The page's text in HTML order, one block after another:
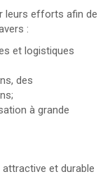
leurs efforts afin de
:
et logistiques
des
à grande
attractive et durable